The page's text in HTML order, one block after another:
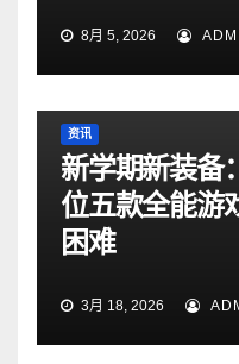
8月 5, 2026
资讯
新学期新装
位五款全能游
困难
3月 18, 2026